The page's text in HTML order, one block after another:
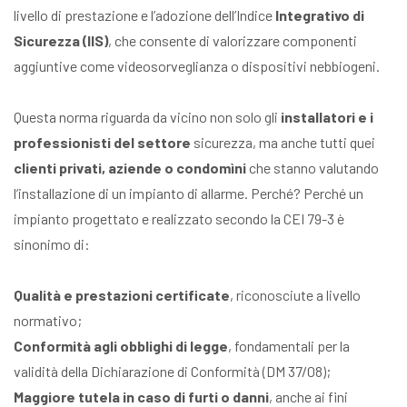
livello di prestazione e l’adozione dell’Indice Integrativo di
Sicurezza (IIS), che consente di valorizzare componenti
aggiuntive come videosorveglianza o dispositivi nebbiogeni.
Questa norma riguarda da vicino non solo gli installatori e i
professionisti del settore sicurezza, ma anche tutti quei
clienti privati, aziende o condomìni che stanno valutando
l’installazione di un impianto di allarme. Perché? Perché un
impianto progettato e realizzato secondo la CEI 79-3 è
sinonimo di:
Qualità e prestazioni certificate, riconosciute a livello
normativo;
Conformità agli obblighi di legge, fondamentali per la
validità della Dichiarazione di Conformità (DM 37/08);
Maggiore tutela in caso di furti o danni, anche ai fini